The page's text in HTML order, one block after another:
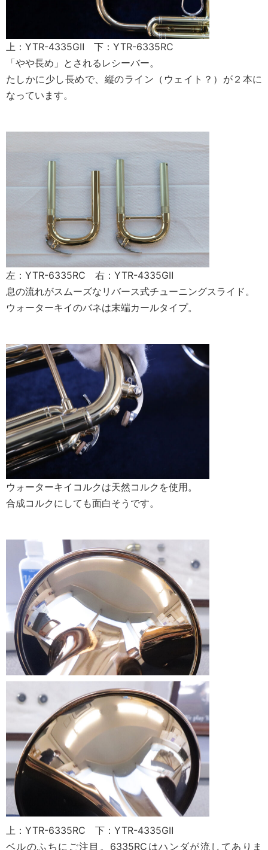
上：YTR-4335GⅡ 下：YTR-6335RC
「やや長め」とされるレシーバー。
たしかに少し長めで、縦のライン（ウェイト？）が２本に
なっています。
左：YTR-6335RC 右：YTR-4335GⅡ
息の流れがスムーズなリバース式チューニングスライド。
ウォーターキイのバネは末端カールタイプ。
ウォーターキイコルクは天然コルクを使用。
合成コルクにしても面白そうです。
上：YTR-6335RC 下：YTR-4335GⅡ
ベルのふちにご注目。6335RCはハンダが流してありま